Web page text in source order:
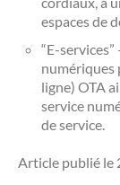
espaces de
“E-services”
numériques
ligne) OTA
service
de service.
Article publié le